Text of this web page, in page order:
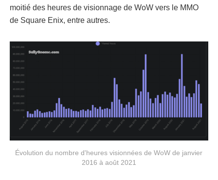
moitié des heures de visionnage de WoW vers le MMO
de Square Enix, entre autres.
Évolution du nombre d'heures visionnées de WoW de janvier
2016 à août 2021